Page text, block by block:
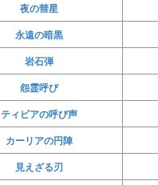
夜の彗星
永遠の暗黒
岩石弾
怨霊呼び
ティビアの呼び声
カーリアの円陣
見えざる刃